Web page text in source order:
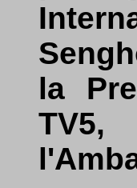
la